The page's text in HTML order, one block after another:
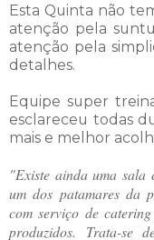
Esta Quinta não
atenção pela
atenção pela
detalhes.
Equipe super
esclareceu todas
mais e melhor
"Existe ainda uma sala
um dos patamares da
com serviço de
produzidos. Trata-se